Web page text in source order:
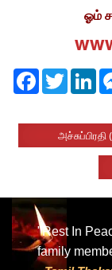
ஓம்
FacebookTwitter
அச்சுப்பிரதி
"Rest In
family